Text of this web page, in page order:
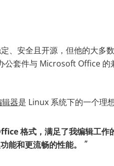
、安全且开源，但他的大多
套件与 Microsoft Office 的
辑器是 Linux 系统下的一个理
格式，满足了我编辑工作
能和更流畅的性能。